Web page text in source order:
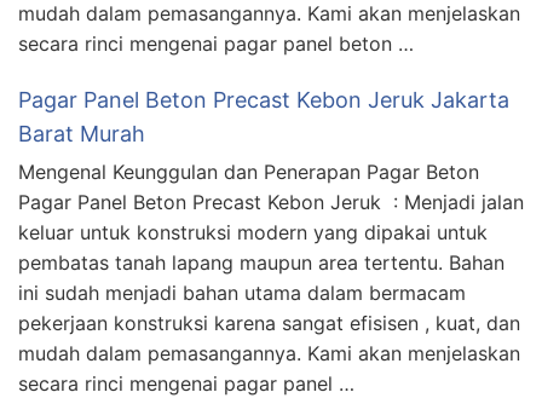
mudah dalam pemasangannya. Kami akan menjelaskan
secara rinci mengenai pagar panel beton …
Pagar Panel Beton Precast Kebon Jeruk Jakarta
Barat Murah
Mengenal Keunggulan dan Penerapan Pagar Beton
Pagar Panel Beton Precast Kebon Jeruk : Menjadi jalan
keluar untuk konstruksi modern yang dipakai untuk
pembatas tanah lapang maupun area tertentu. Bahan
ini sudah menjadi bahan utama dalam bermacam
pekerjaan konstruksi karena sangat efisisen , kuat, dan
mudah dalam pemasangannya. Kami akan menjelaskan
secara rinci mengenai pagar panel …